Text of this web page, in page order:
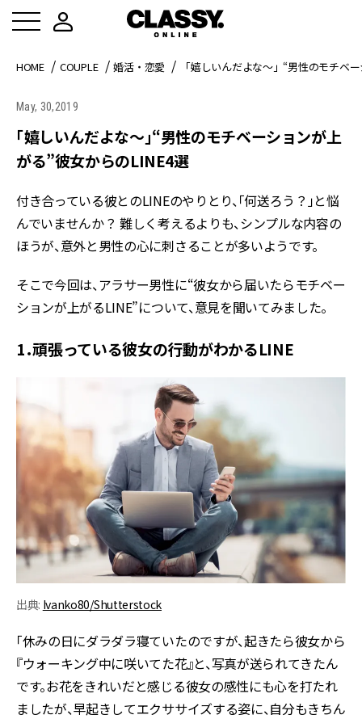
HOME COUPLE 婚活・恋愛 「嬉しいんだよな～」“男性のモチベ
May, 30,2019
「嬉しいんだよな～」“男性のモチベーションが上
がる”彼女からのLINE4選
付き合っている彼とのLINEのやりとり、「何送ろう？」と悩
んでいませんか？ 難しく考えるよりも、シンプルな内容の
ほうが、意外と男性の心に刺さることが多いようです。
そこで今回は、アラサー男性に“彼女から届いたらモチベー
ションが上がるLINE”について、意見を聞いてみました。
1．頑張っている彼女の行動がわかるLINE
出典: Ivanko80/Shutterstock
「休みの日にダラダラ寝ていたのですが、起きたら彼女から
『ウォーキング中に咲いてた花』と、写真が送られてきたん
です。お花をきれいだと感じる彼女の感性にも心を打たれ
ましたが、早起きしてエクササイズする姿に、自分もきちん